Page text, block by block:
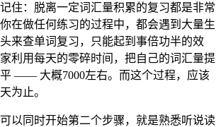
住：脱离一定词汇量积累的复习都是非常
在做任何练习的过程中，都会遇到大量生
来查单词复习，只能起到事倍功半的效
利用每天的零碎时间，把自己的词汇量提
—— 大概7000左右。而这个过程，应该
为止。
同时开始第二个步骤，就是熟悉听说读